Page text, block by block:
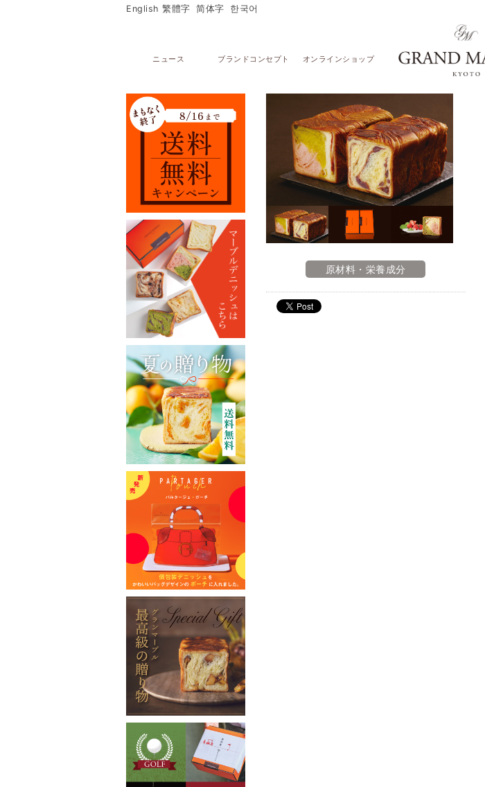
English 繁體字 简体字 한국어
ニュース ブランドコンセプト オンラインショップ
メニュー
オンラインストア
マーブルデニッシュ
PARTAGERマーブルデニッシュ個包装
マーブルデニッシュ２本３本セット
マーブルクルート
ギフトセレクション
ブライダルセレクション
出産内祝い
グランデニッシュ
ご購入サポート
ショッピングガイド
贈り物豆知識
レシピ
店舗・ギャラリー
グランマーブル祇園本店
グランマーブル ファクトリー店
催事カレンダー
直営店のご案内
ギャラリーPARC
グランマーブルについて
ブランドコンセプト
ニュース
会社案内
会社概要
採用情報
お問い合わせ
特定商取引表記
プライバシーポリシー
原材料・栄養成分